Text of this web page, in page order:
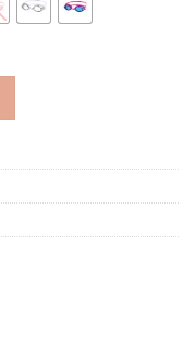
Clear Water quantity